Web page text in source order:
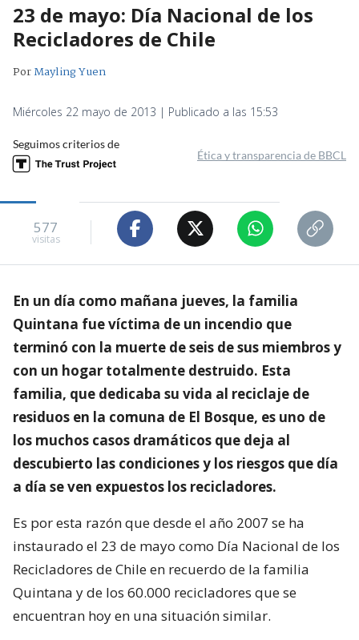
23 de mayo: Día Nacional de los
Recicladores de Chile
PorMayling Yuen
Miércoles 22 mayo de 2013 | Publicado a las 15:53
Seguimos criterios de
Ética y transparencia de BBCL
577
visitas
En un día como mañana jueves, la familia
Quintana fue víctima de un incendio que
terminó con la muerte de seis de sus miembros y
con un hogar totalmente destruido. Esta
familia, que dedicaba su vida al reciclaje de
residuos en la comuna de El Bosque, es uno de
los muchos casos dramáticos que deja al
descubierto las condiciones y los riesgos que día
a día se ven expuestos los recicladores.
Es por esta razón que desde el año 2007 se ha
instaurado el 23 de mayo como Día Nacional de los
Recicladores de Chile en recuerdo de la familia
Quintana y de los 60.000 recicladores que se
encuentran hoy en una situación similar.